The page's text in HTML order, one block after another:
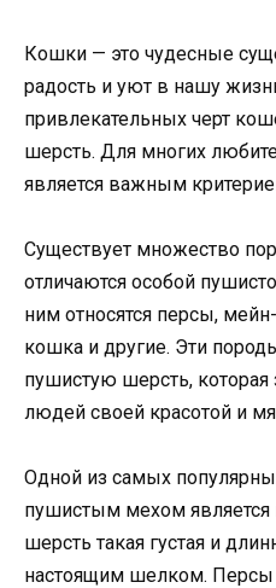
Кошки — это чудесные
радость и уют в нашу
привлекательных черт
шерсть. Для многих
является важным
Существует множество
отличаются особой
ним относятся персы,
кошка и другие. Эти
пушистую шерсть, которая
людей своей красотой и
Одной из самых
пушистым мехом является
шерсть такая густая и
настоящим шелком.